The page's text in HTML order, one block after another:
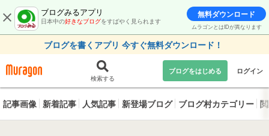
ブログみるアプリ
日本中の好きなブログをすばやく見られます
無料ダウンロード
ムラゴンとはIDが異なります
ブログを書くアプリ 今すぐ無料ダウンロード！
検索する
ブログをはじめる ログイン
記事画像 新着記事 人気記事 新登場ブログ ブログ村カテゴリー